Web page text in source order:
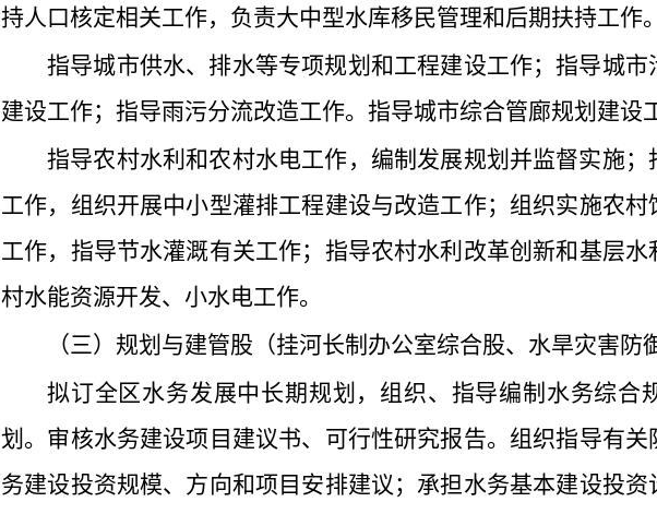
持人口核定相关工作，负责大中型水库移民管理和后期扶持工作。
指导城市供水、排水等专项规划和工程建设工作；指导城
建设工作；指导雨污分流改造工作。指导城市综合管廊规划建设
指导农村水利和农村水电工作，编制发展规划并监督实施
工作，组织开展中小型灌排工程建设与改造工作；组织实施农
工作，指导节水灌溉有关工作；指导农村水利改革创新和基层
村水能资源开发、小水电工作。
（三）规划与建管股（挂河长制办公室综合股、水旱灾害防
拟订全区水务发展中长期规划，组织、指导编制水务综合
划。审核水务建设项目建议书、可行性研究报告。组织指导有
务建设投资规模、方向和项目安排建议；承担水务基本建设投